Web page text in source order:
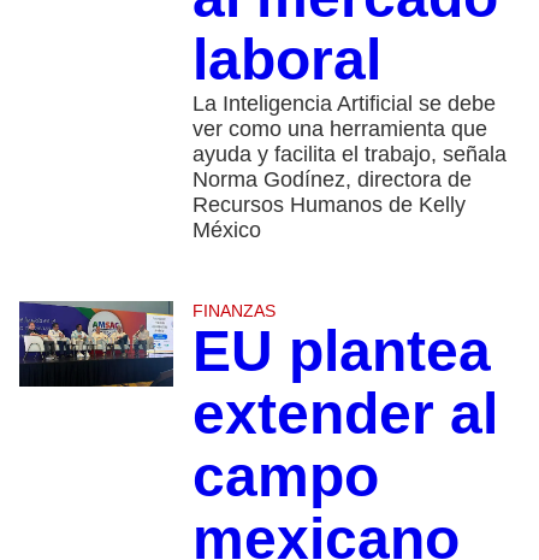
laboral
La Inteligencia Artificial se debe
ver como una herramienta que
ayuda y facilita el trabajo, señala
Norma Godínez, directora de
Recursos Humanos de Kelly
México
FINANZAS
EU plantea
extender al
campo
mexicano